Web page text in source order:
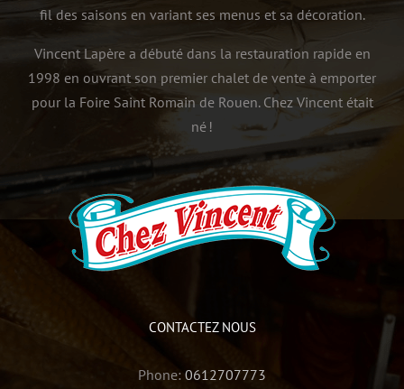
fil des saisons en variant ses menus et sa décoration.
Vincent Lapère a débuté dans la restauration rapide en
1998 en ouvrant son premier chalet de vente à emporter
pour la Foire Saint Romain de Rouen. Chez Vincent était
né !
CONTACTEZ NOUS
Phone: 0612707773